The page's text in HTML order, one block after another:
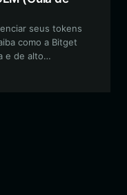
seus tokens
como a Bitget
e de alto
Chinese